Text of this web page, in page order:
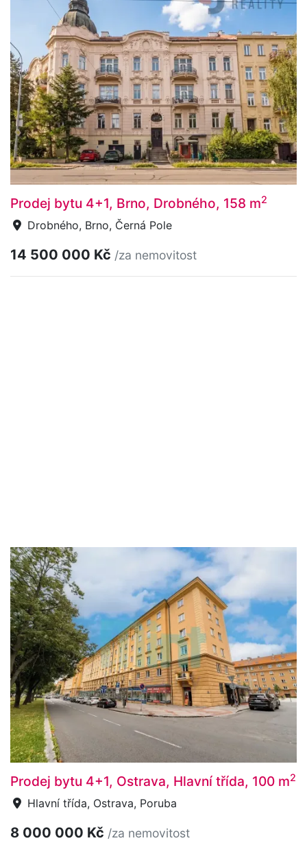
Prodej bytu 4+1, Brno, Drobného, 158 m2
Drobného, Brno, Černá Pole
14 500 000 Kč /za nemovitost
Prodej bytu 4+1, Ostrava, Hlavní třída, 100 m2
Hlavní třída, Ostrava, Poruba
8 000 000 Kč /za nemovitost